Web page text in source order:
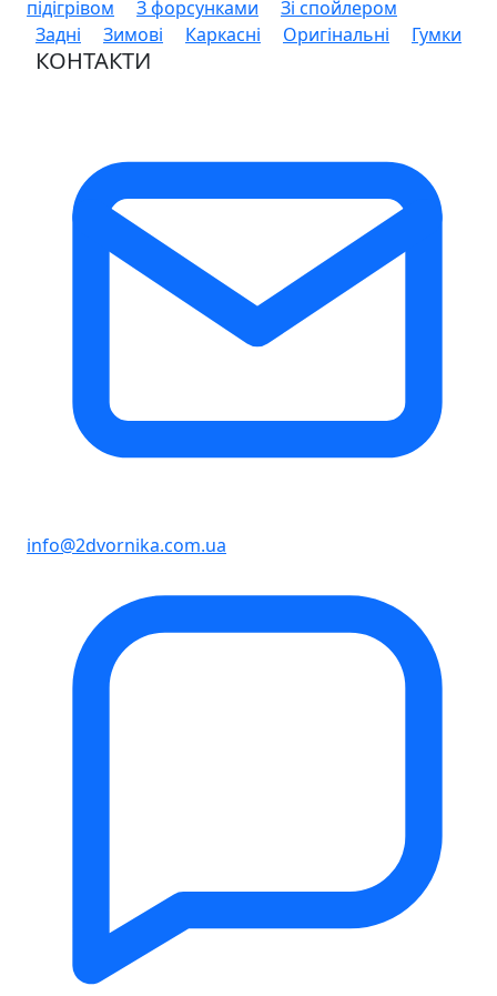
підігрівом
З форсунками
Зі спойлером
Задні
Зимові Каркасні Оригінальні Гумки
КОНТАКТИ
info@2dvornika.com.ua